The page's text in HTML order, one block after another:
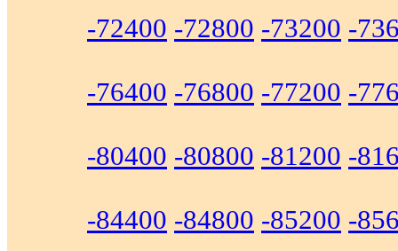
-72400 -72800 -73200 -
-76400 -76800 -77200 -
-80400 -80800 -81200 -
-84400 -84800 -85200 -